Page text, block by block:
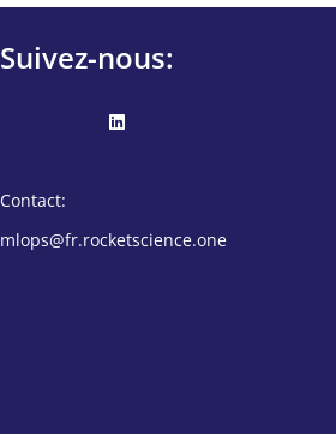
Suivez-nous:
Contact:
mlops@fr.rocketscience.one